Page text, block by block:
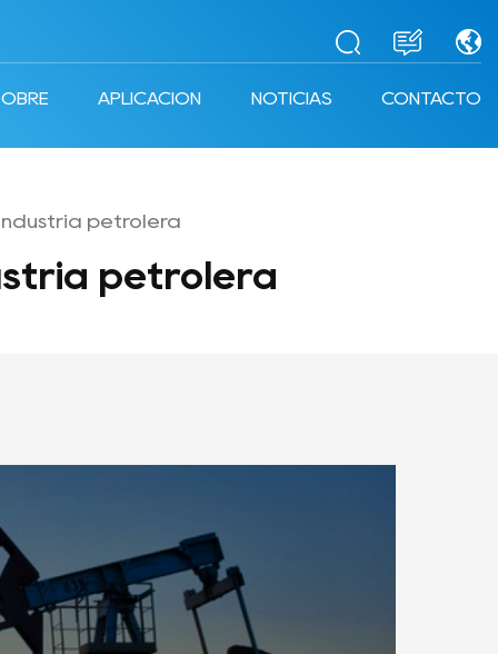
APLICACIÓN NOTICIAS CONTACTO
petrolera
petrolera